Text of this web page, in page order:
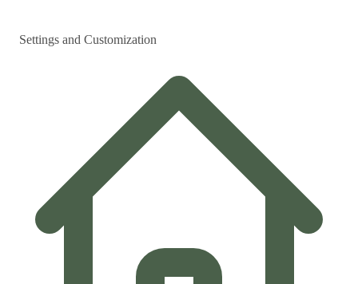
Settings and Customization